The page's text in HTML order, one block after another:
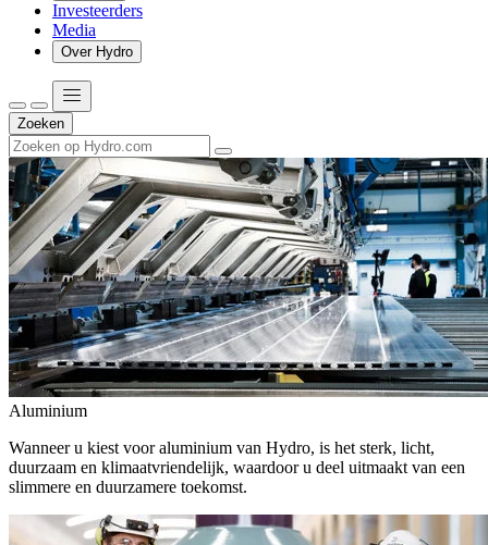
Investeerders
Media
Over Hydro
Zoeken
Aluminium
Wanneer u kiest voor aluminium van Hydro, is het sterk, licht,
duurzaam en klimaatvriendelijk, waardoor u deel uitmaakt van een
slimmere en duurzamere toekomst.